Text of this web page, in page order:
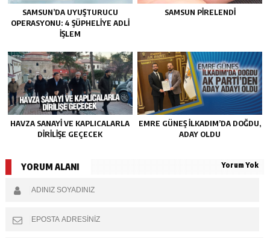
SAMSUN’DA UYUŞTURUCU
OPERASYONU: 4 ŞÜPHELIYE ADLI
İŞLEM
SAMSUN PIRELENDI
HAVZA SANAYI VE KAPLICALARLA
DIRILIŞE GEÇECEK
EMRE GÜNEŞ İLKADIM’DA DOĞDU,
ADAY OLDU
YORUM ALANI Yorum Yok